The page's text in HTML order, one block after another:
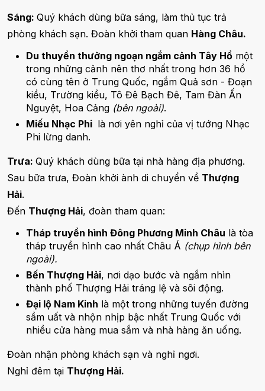
Sáng: Quý khách dùng bữa sáng, làm thủ tục trả
phòng khách sạn. Đoàn khởi tham quan Hàng Châu.
Du thuyền thưởng ngoạn ngắm cảnh Tây Hồ một
trong những cảnh nên thơ nhất trong hơn 36 hồ
có cùng tên ở Trung Quốc, ngắm Quả sơn - Đoạn
kiều, Trường kiều, Tô Đê Bạch Đê, Tam Đàn Ấn
Nguyệt, Hoa Cảng (bên ngoài).
Miếu Nhạc Phi là nơi yên nghỉ của vị tướng Nhạc
Phi lừng danh.
Trưa: Quý khách dùng bữa tại nhà hàng địa phương.
Sau bữa trưa, Đoàn khởi ành di chuyển về Thượng
Hải.
Đến Thượng Hải, đoàn tham quan:
Tháp truyền hình Đông Phương Minh Châu là tòa
tháp truyền hình cao nhất Châu Á (chụp hình bên
ngoài).
Bến Thượng Hải, nơi dạo bước và ngắm nhìn
thành phố Thượng Hải tráng lệ và sôi động.
Đại lộ Nam Kinh là một trong những tuyến đường
sầm uất và nhộn nhịp bậc nhất Trung Quốc với
nhiều cửa hàng mua sắm và nhà hàng ăn uống.
Đoàn nhận phòng khách sạn và nghỉ ngơi.
Nghỉ đêm tại Thượng Hải.